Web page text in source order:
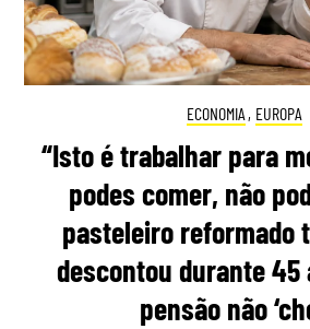
ECONOMIA , EUROPA
“Isto é trabalhar para
podes comer, não
pasteleiro reformado
descontou durante 45
pensão não